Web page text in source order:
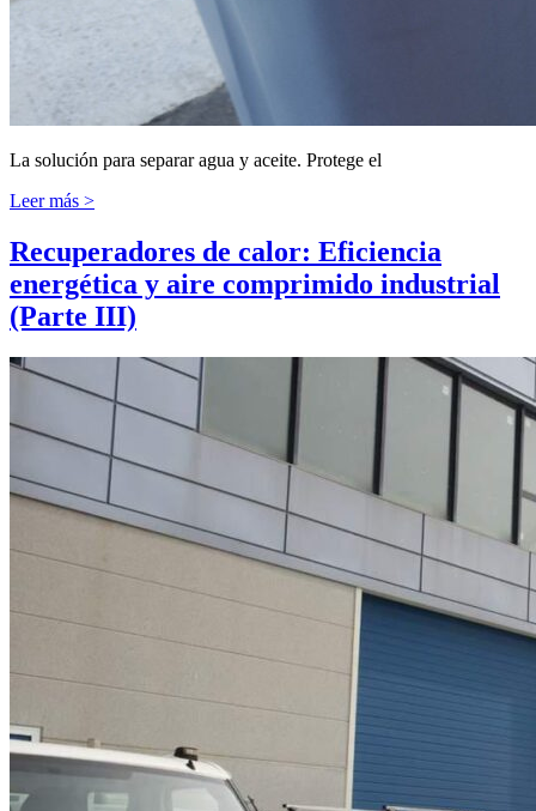
La solución para separar agua y aceite. Protege el
Leer más >
Recuperadores de calor: Eficiencia
energética y aire comprimido industrial
(Parte III)